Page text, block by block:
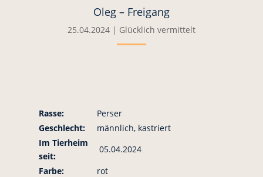
Oleg – Freigang
25.04.2024| Glücklich vermittelt
Rasse:
Perser
Geschlecht:
männlich, kastriert
Im Tierheim
seit:
05.04.2024
Farbe:
rot